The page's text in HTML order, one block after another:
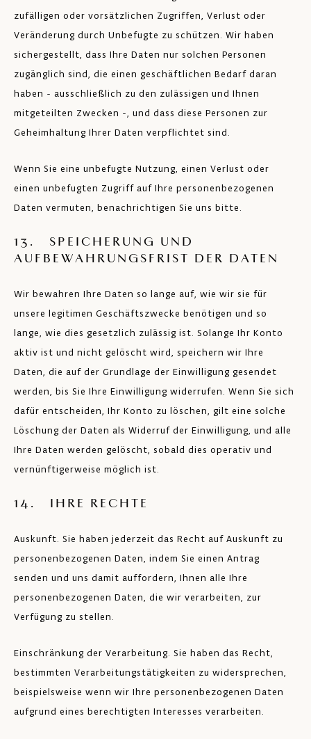
zufälligen oder vorsätzlichen Zugriffen, Verlust oder
Veränderung durch Unbefugte zu schützen. Wir haben
sichergestellt, dass Ihre Daten nur solchen Personen
zugänglich sind, die einen geschäftlichen Bedarf daran
haben - ausschließlich zu den zulässigen und Ihnen
mitgeteilten Zwecken -, und dass diese Personen zur
Geheimhaltung Ihrer Daten verpflichtet sind.
Wenn Sie eine unbefugte Nutzung, einen Verlust oder
einen unbefugten Zugriff auf Ihre personenbezogenen
Daten vermuten, benachrichtigen Sie uns bitte.
13. SPEICHERUNG UND
AUFBEWAHRUNGSFRIST DER DATEN
Wir bewahren Ihre Daten so lange auf, wie wir sie für
unsere legitimen Geschäftszwecke benötigen und so
lange, wie dies gesetzlich zulässig ist. Solange Ihr Konto
aktiv ist und nicht gelöscht wird, speichern wir Ihre
Daten, die auf der Grundlage der Einwilligung gesendet
werden, bis Sie Ihre Einwilligung widerrufen. Wenn Sie sich
dafür entscheiden, Ihr Konto zu löschen, gilt eine solche
Löschung der Daten als Widerruf der Einwilligung, und alle
Ihre Daten werden gelöscht, sobald dies operativ und
vernünftigerweise möglich ist.
14. IHRE RECHTE
Auskunft. Sie haben jederzeit das Recht auf Auskunft zu
personenbezogenen Daten, indem Sie einen Antrag
senden und uns damit auffordern, Ihnen alle Ihre
personenbezogenen Daten, die wir verarbeiten, zur
Verfügung zu stellen.
Einschränkung der Verarbeitung. Sie haben das Recht,
bestimmten Verarbeitungstätigkeiten zu widersprechen,
beispielsweise wenn wir Ihre personenbezogenen Daten
aufgrund eines berechtigten Interesses verarbeiten.